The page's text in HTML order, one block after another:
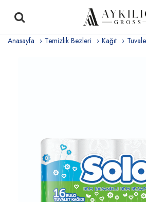
Anasayfa Temizlik Bezleri Kağıt